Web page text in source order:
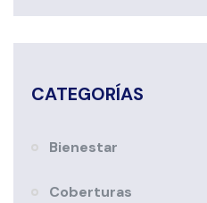
CATEGORÍAS
Bienestar
Coberturas